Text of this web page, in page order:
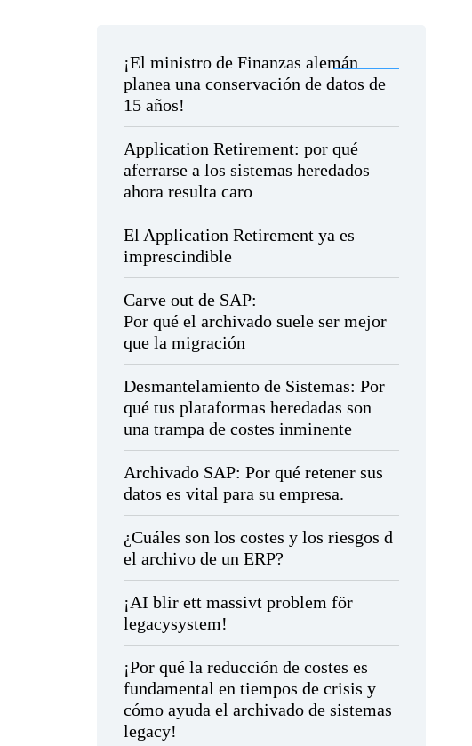
¡El ministro de Finanzas alemán
planea una conservación de datos de
15 años!
Application Retirement: por qué
aferrarse a los sistemas heredados
ahora resulta caro
El Application Retirement ya es
imprescindible
Carve out de SAP:
Por qué el archivado suele ser mejor
que la migración
Desmantelamiento de Sistemas: Por
qué tus plataformas heredadas son
una trampa de costes inminente
Archivado SAP: Por qué retener sus
datos es vital para su empresa.
¿Cuáles son los costes y los riesgos d
el archivo de un ERP?
¡AI blir ett massivt problem för
legacysystem!
¡Por qué la reducción de costes es
fundamental en tiempos de crisis y
cómo ayuda el archivado de sistemas
legacy!